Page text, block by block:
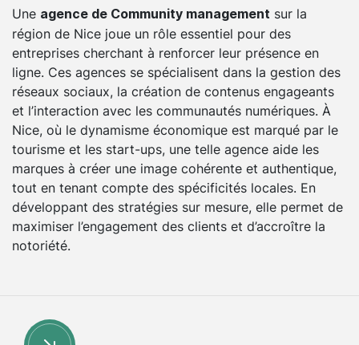
Une agence de Community management sur la
région de Nice joue un rôle essentiel pour des
entreprises cherchant à renforcer leur présence en
ligne. Ces agences se spécialisent dans la gestion des
réseaux sociaux, la création de contenus engageants
et l’interaction avec les communautés numériques. À
Nice, où le dynamisme économique est marqué par le
tourisme et les start-ups, une telle agence aide les
marques à créer une image cohérente et authentique,
tout en tenant compte des spécificités locales. En
développant des stratégies sur mesure, elle permet de
maximiser l’engagement des clients et d’accroître la
notoriété.